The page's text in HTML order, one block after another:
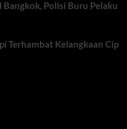
Bangkok, Polisi Buru Pelaku
Terhambat Kelangkaan Cip